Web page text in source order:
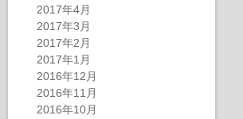
2017年4月
2017年3月
2017年2月
2017年1月
2016年12月
2016年11月
2016年10月